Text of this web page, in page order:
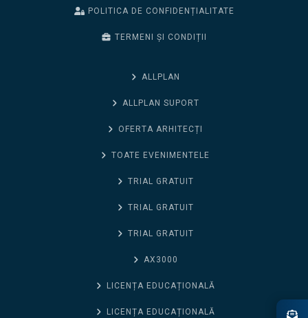
POLITICA DE CONFIDENȚIALITATE
TERMENI ȘI CONDIȚII
ALLPLAN
ALLPLAN SUPORT
OFERTA ARHITECȚI
TOATE EVENIMENTELE
TRIAL GRATUIT
TRIAL GRATUIT
TRIAL GRATUIT
AX3000
LICENȚA EDUCAȚIONALĂ
LICENȚA EDUCAȚIONALĂ